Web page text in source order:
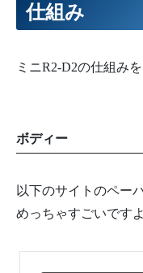
仕組み
ミニR2-D2の仕組み
ボディー
以下のサイトのペー
めっちゃすごいです